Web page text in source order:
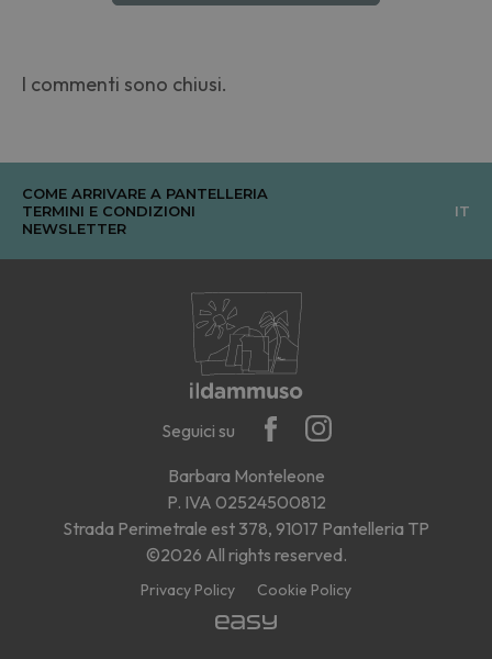
I commenti sono chiusi.
COME ARRIVARE A PANTELLERIA
TERMINI E CONDIZIONI
NEWSLETTER
IT
Seguici su
Barbara Monteleone
P. IVA 02524500812
Strada Perimetrale est 378, 91017 Pantelleria TP
©2026 All rights reserved.
Privacy Policy Cookie Policy